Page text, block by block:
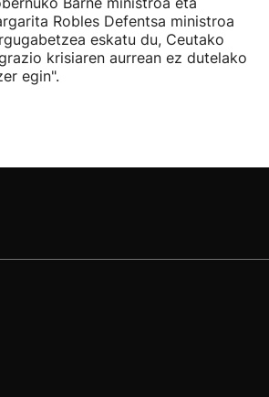
Robles Defentsa ministroa
eskatu du, Ceutako
krisiaren aurrean ez dutelako
egin".